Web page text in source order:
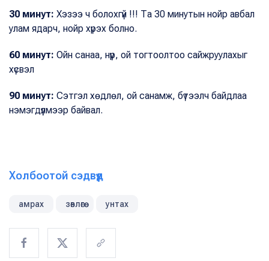
30 минут: Хэзээ ч болохгүй !!! Та 30 минутын нойр авбал
улам ядарч, нойр хүрэх болно.
60 минут: Ойн санаа, нүүр, ой тогтоолтоо сайжруулахыг
хүсвэл
90 минут: Сэтгэл хөдлөл, ой санамж, бүтээлч байдлаа
нэмэгдүүлмээр байвал.
Холбоотой сэдвүүд
амрах зөвлөгөө унтах